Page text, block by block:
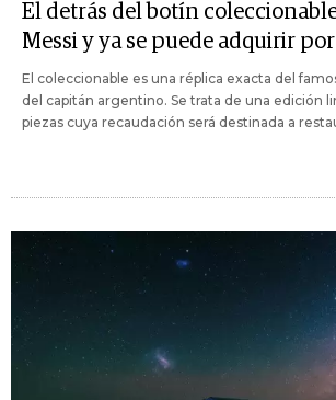
El detrás del botín
Messi y ya se puede adquirir
El coleccionable es una réplica exacta del
del capitán argentino. Se trata de una edición
piezas cuya recaudación será destinada a